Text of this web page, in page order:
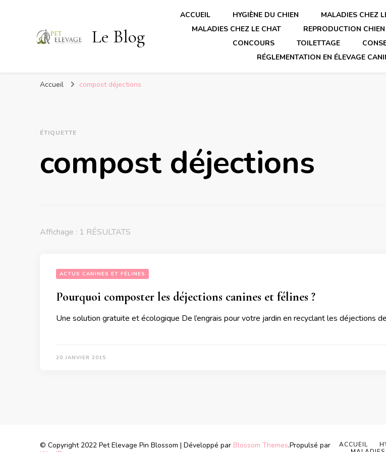
Le Blog
ACCUEIL HYGIÈNE DU CHIEN MALADIES CHEZ
MALADIES CHEZ LE CHAT
REPRODUCTION CHIEN
CONCOURS
TOILETTAGE
RÉGLEMENTATION EN ÉLEVAGE
Accueil compost déjections
ÉTIQUETTE
compost déjections
Affichage : 1 RÉSULTATS
ACTUS CANINES ET FÉLINES
Pourquoi composter les déjections canines et félines ?
Une solution gratuite et écologique De l’engrais pour votre jardin en recyclant les déjections
20 JANVIER 2015
© Copyright 2022 Pet Elevage Pin Blossom | Développé par Blossom Themes.Propulsé par
ACCUEIL